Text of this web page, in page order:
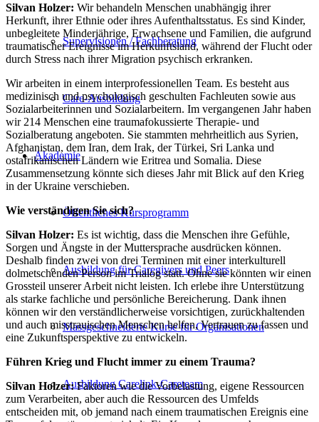
Supervisionen / Fachberatung
Care-Ausbildung
Akademie
Öffentliches Kursprogramm
Ausbildung für Caregivers und Peers
Massgeschneiderte Kurse für Organisationen
Ausbildung Carelink-Careteam
Silvan Holzer: Wir behandeln Menschen unabhängig ihrer
Herkunft, ihrer Ethnie oder ihres Aufenthaltsstatus. Es sind Kinder,
unbegleitete Minderjährige, Erwachsene und Familien, die aufgrund
traumatischer Ereignisse im Herkunftsland, während der Flucht oder
durch Stress nach ihrer Migration psychisch erkranken.
Wir arbeiten in einem interprofessionellen Team. Es besteht aus
medizinisch und psychologisch geschulten Fachleuten sowie aus
Sozialarbeiterinnen und Sozialarbeitern. Im vergangenen Jahr haben
wir 214 Menschen eine traumafokussierte Therapie- und
Sozialberatung angeboten. Sie stammten mehrheitlich aus Syrien,
Afghanistan, dem Iran, dem Irak, der Türkei, Sri Lanka und
ostafrikanischen Ländern wie Eritrea und Somalia. Diese
Zusammensetzung könnte sich dieses Jahr mit Blick auf den Krieg
in der Ukraine verschieben.
Wie verständigen Sie sich?
Silvan Holzer: Es ist wichtig, dass die Menschen ihre Gefühle,
Sorgen und Ängste in der Muttersprache ausdrücken können.
Deshalb finden zwei von drei Terminen mit einer interkulturell
dolmetschenden Person im Trialog statt. Ohne sie könnten wir einen
Grossteil unserer Arbeit nicht leisten. Ich erlebe ihre Unterstützung
als starke fachliche und persönliche Bereicherung. Dank ihnen
können wir den verständlicherweise vorsichtigen, zurückhaltenden
und auch misstrauischen Menschen helfen, Vertrauen zu fassen und
eine Zukunftsperspektive zu entwickeln.
Führen Krieg und Flucht immer zu einem Trauma?
Silvan Holzer:Faktoren wie die Vorbelastung, eigene Ressourcen
zum Verarbeiten, aber auch die Ressourcen des Umfelds
entscheiden mit, ob jemand nach einem traumatischen Ereignis eine